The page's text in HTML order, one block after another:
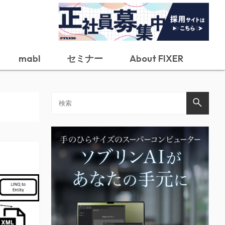
mabl セミナー About FIXER